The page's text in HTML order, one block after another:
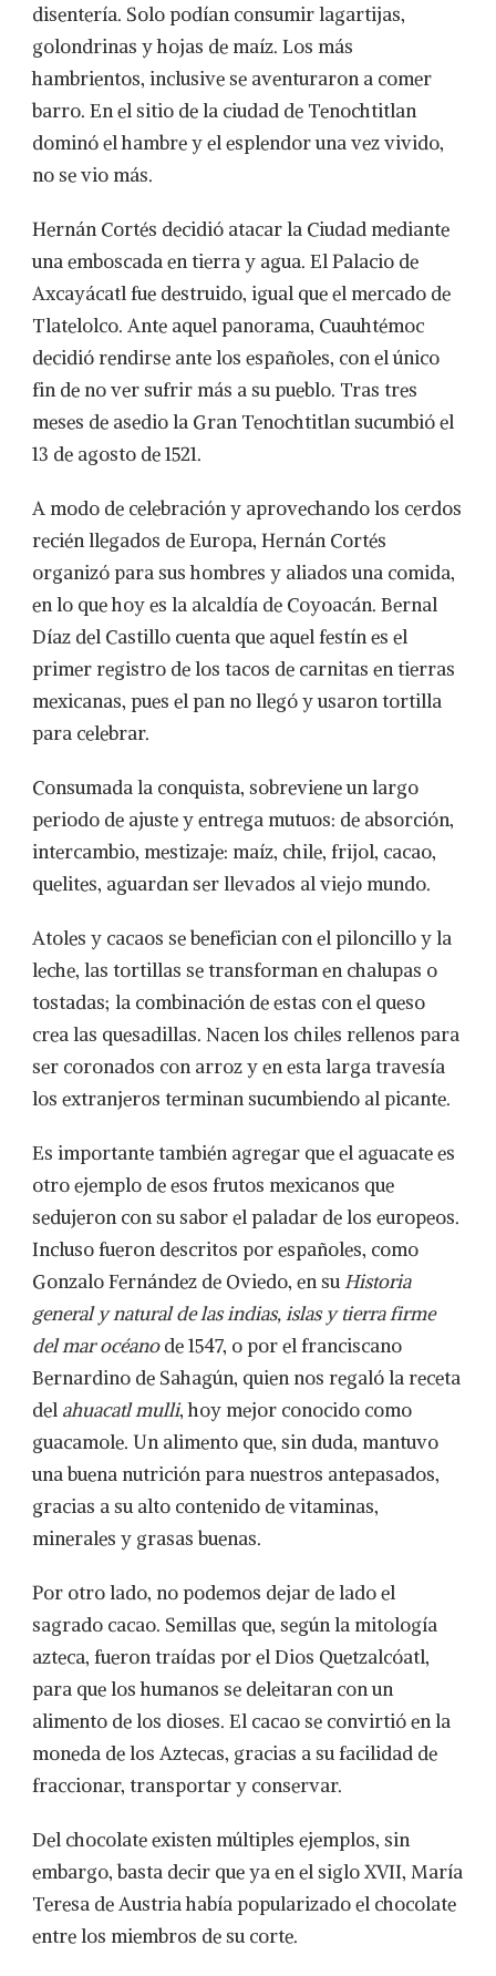
disentería. Solo podían consumir lagartijas,
golondrinas y hojas de maíz. Los más
hambrientos, inclusive se aventuraron a comer
barro. En el sitio de la ciudad de Tenochtitlan
dominó el hambre y el esplendor una vez vivido,
no se vio más.
Hernán Cortés decidió atacar la Ciudad mediante
una emboscada en tierra y agua. El Palacio de
Axcayácatl fue destruido, igual que el mercado de
Tlatelolco. Ante aquel panorama, Cuauhtémoc
decidió rendirse ante los españoles, con el único
fin de no ver sufrir más a su pueblo. Tras tres
meses de asedio la Gran Tenochtitlan sucumbió el
13 de agosto de 1521.
A modo de celebración y aprovechando los cerdos
recién llegados de Europa, Hernán Cortés
organizó para sus hombres y aliados una comida,
en lo que hoy es la alcaldía de Coyoacán. Bernal
Díaz del Castillo cuenta que aquel festín es el
primer registro de los tacos de carnitas en tierras
mexicanas, pues el pan no llegó y usaron tortilla
para celebrar.
Consumada la conquista, sobreviene un largo
periodo de ajuste y entrega mutuos: de absorción,
intercambio, mestizaje: maíz, chile, frijol, cacao,
quelites, aguardan ser llevados al viejo mundo.
Atoles y cacaos se benefician con el piloncillo y la
leche, las tortillas se transforman en chalupas o
tostadas; la combinación de estas con el queso
crea las quesadillas. Nacen los chiles rellenos para
ser coronados con arroz y en esta larga travesía
los extranjeros terminan sucumbiendo al picante.
Es importante también agregar que el aguacate es
otro ejemplo de esos frutos mexicanos que
sedujeron con su sabor el paladar de los europeos.
Incluso fueron descritos por españoles, como
Gonzalo Fernández de Oviedo, en suHistoria
general y natural de las indias, islas y tierra firme
del mar océanode 1547, o por el franciscano
Bernardino de Sahagún, quien nos regaló la receta
del ahuacatl mulli, hoy mejor conocido como
guacamole. Un alimento que, sin duda, mantuvo
una buena nutrición para nuestros antepasados,
gracias a su alto contenido de vitaminas,
minerales y grasas buenas.
Por otro lado, no podemos dejar de lado el
sagrado cacao. Semillas que, según la mitología
azteca, fueron traídas por el Dios Quetzalcóatl,
para que los humanos se deleitaran con un
alimento de los dioses. El cacao se convirtió en la
moneda de los Aztecas, gracias a su facilidad de
fraccionar, transportar y conservar.
Del chocolate existen múltiples ejemplos, sin
embargo, basta decir que ya en el siglo XVII, María
Teresa de Austria había popularizado el chocolate
entre los miembros de su corte.